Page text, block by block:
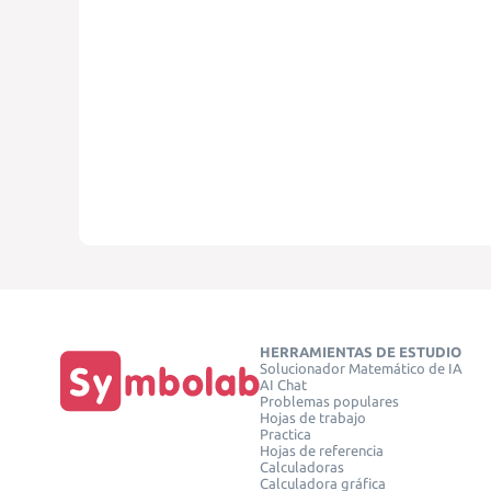
HERRAMIENTAS DE ESTUDIO
Solucionador Matemático de IA
AI Chat
Problemas populares
Hojas de trabajo
Practica
Hojas de referencia
Calculadoras
Calculadora gráfica